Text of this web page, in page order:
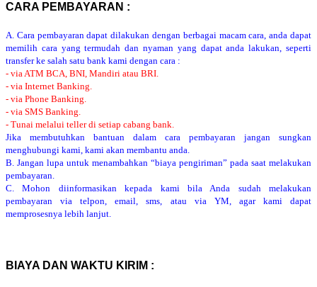
CARA PEMBAYARAN :
A. Cara pembayaran dapat dilakukan dengan berbagai macam cara, anda dapat
memilih cara yang termudah dan nyaman yang dapat anda lakukan, seperti
transfer ke salah satu bank kami dengan cara :
- via ATM BCA, BNI, Mandiri atau BRI.
- via Internet Banking.
- via Phone Banking.
- via SMS Banking.
- Tunai melalui teller di setiap cabang bank.
Jika membutuhkan bantuan dalam cara pembayaran jangan sungkan
menghubungi kami, kami akan membantu anda.
B. Jangan lupa untuk menambahkan “biaya pengiriman” pada saat melakukan
pembayaran.
C. Mohon diinformasikan kepada kami bila Anda sudah melakukan
pembayaran via telpon, email, sms, atau via YM, agar kami dapat
memprosesnya lebih lanjut.
BIAYA DAN WAKTU KIRIM :